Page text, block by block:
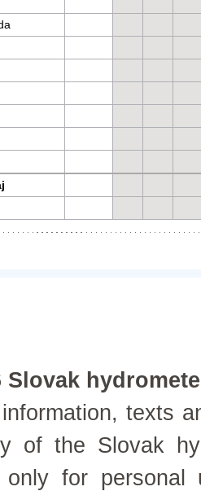
Slovak
texts
of the Slovak
only for personal